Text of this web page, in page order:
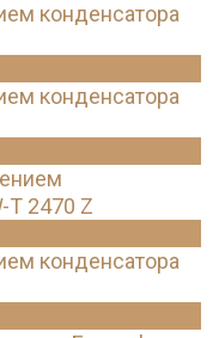
конденсатора
конденсатора
T 2470 Z
конденсатора